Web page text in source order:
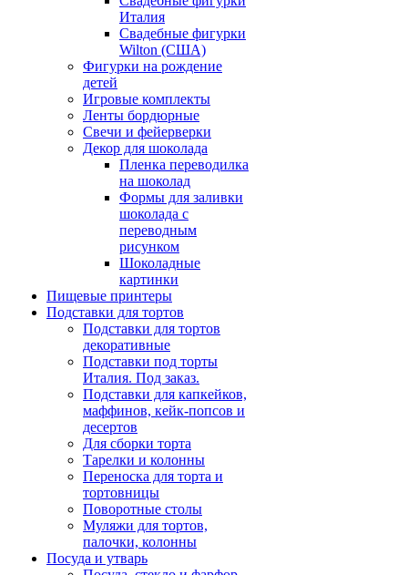
Италия
Свадебные фигурки
Wilton (США)
Фигурки на рождение
детей
Игровые комплекты
Ленты бордюрные
Свечи и фейерверки
Декор для шоколада
Пленка переводилка
на шоколад
Формы для заливки
шоколада с
переводным
рисунком
Шоколадные
картинки
Пищевые принтеры
Подставки для тортов
Подставки для тортов
декоративные
Подставки под торты
Италия. Под заказ.
Подставки для капкейков,
маффинов, кейк-попсов и
десертов
Для сборки торта
Тарелки и колонны
Переноска для торта и
тортовницы
Поворотные столы
Муляжи для тортов,
палочки, колонны
Посуда и утварь